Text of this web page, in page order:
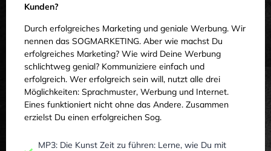
Kunden?
Durch erfolgreiches Marketing und geniale Werbung. Wir
nennen das SOGMARKETING. Aber wie machst Du
erfolgreiches Marketing? Wie wird Deine Werbung
schlichtweg genial? Kommuniziere einfach und
erfolgreich. Wer erfolgreich sein will, nutzt alle drei
Möglichkeiten: Sprachmuster, Werbung und Internet.
Eines funktioniert nicht ohne das Andere. Zusammen
erzielst Du einen erfolgreichen Sog.
MP3: Die Kunst Zeit zu führen: Lerne, wie Du mit